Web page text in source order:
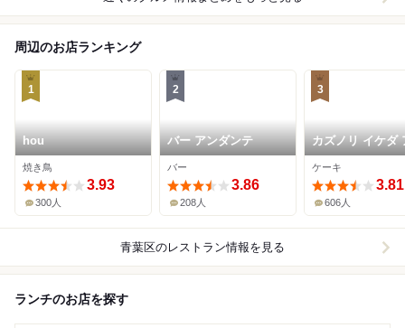
周辺のお店ランキング
1
hou
焼き鳥
3.93
300人
2
バー アンダンテ
バー
3.86
208人
3
カズノリ イケダ
ディヴィデュエ
スパル仙台店
ケーキ
3.81
606人
青葉区のレストラン情報を見る
ランチのお店を探す